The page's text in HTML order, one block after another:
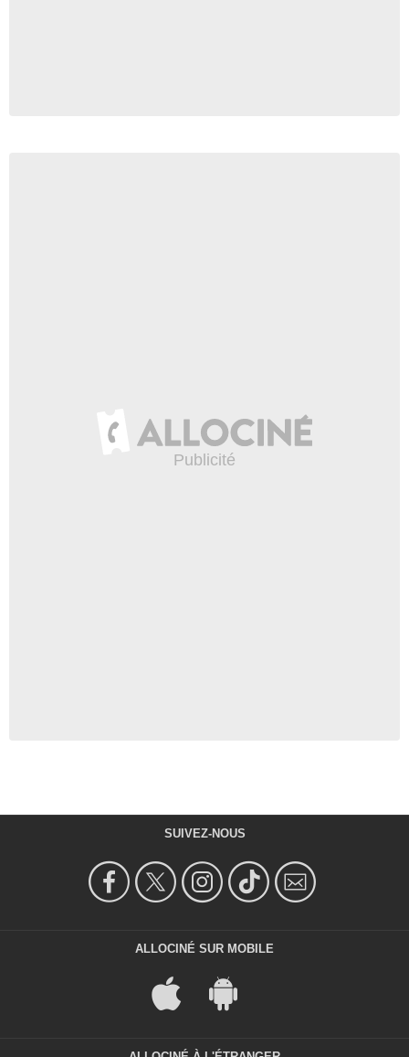
SUIVEZ-NOUS
ALLOCINÉ SUR MOBILE